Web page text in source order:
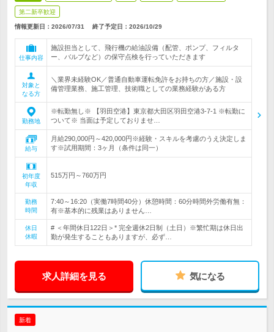
第二新卒歓迎
情報更新日：2026/07/31 終了予定日： 2026/10/29
仕事内容
施設担当として、飛行機の給油設備（配管、ポンプ、フィルタ
ー、バルブなど）の保守点検を行っていただきます
対象と
なる方
＼業界未経験OK／普通自動車運転免許をお持ちの方／施設・設
備管理業務、施工管理、技術職としての業務経験がある方
勤務地
※転勤無し※ 【羽田空港】東京都大田区羽田空港3-7-1 ※転勤に
ついて※ 当面は予定しておりませ…
給与
月給290,000円～420,000円※経験・スキルを考慮のうえ決定しま
す※試用期間：3ヶ月（条件は同一）
初年度
年収
515万円～760万円
勤務
時間
7:40～16:20（実働7時間40分）休憩時間：60分時間外労働有無：
有※基本的に残業はありません…
休日
休暇
# ＜年間休日122日＞* 完全週休2日制（土日）※繁忙期は休日出
勤が発生することもありますが、必ず…
求人詳細を見る 気になる
新着